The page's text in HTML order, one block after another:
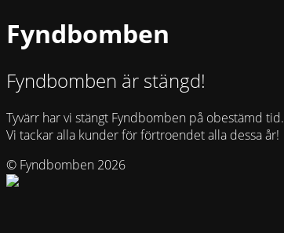
Fyndbomben
Fyndbomben är stängd!
Tyvärr har vi stängt Fyndbomben på obestämd tid.
Vi tackar alla kunder för förtroendet alla dessa år!
© Fyndbomben 2026